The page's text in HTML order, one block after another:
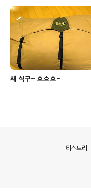
새 식구~ 흐흐흐~
티스토리